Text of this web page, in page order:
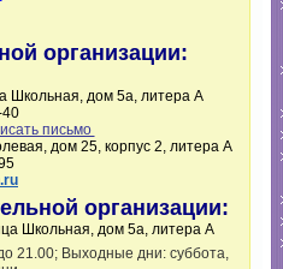
организации:
Школьная, дом 5а, литера А
письмо
дом 25, корпус 2, литера А
организации:
Школьная, дом 5а, литера А
21.00; Выходные дни: суббота,